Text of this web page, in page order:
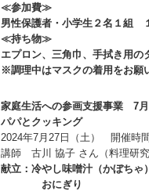
≪参加費≫
男性保護者・小学生２名１組
≪持ち物≫
エプロン、三角巾、手拭き用の
※調理中はマスクの着用をお願
家庭生活への参画支援事業 7
パパとクッキング
2024年7月27日（土） 開催
講師 古川 協子 さん（料理研究
献立：冷やし味噌汁（かぼちゃ）
おにぎり